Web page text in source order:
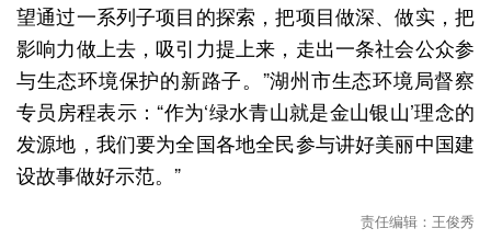
望通过一系列子项目的探索，把项目做深、做实，把
影响力做上去，吸引力提上来，走出一条社会公众参
与生态环境保护的新路子。”湖州市生态环境局督察
专员房程表示：“作为‘绿水青山就是金山银山’理念的
发源地，我们要为全国各地全民参与讲好美丽中国建
设故事做好示范。”
责任编辑：王俊秀